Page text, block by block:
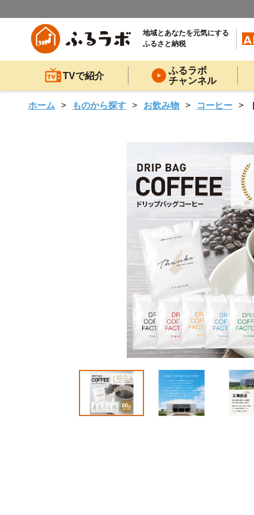
地域とあなたを元気にする
ふるさと納税
TVで紹介
ふるラボ
チャンネル
ホーム ものから探す お飲み物 コーヒー